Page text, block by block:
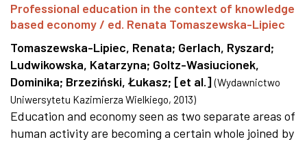
Professional education in the context of knowledge
based economy / ed. Renata Tomaszewska-Lipiec
Tomaszewska-Lipiec, Renata; Gerlach, Ryszard;
Ludwikowska, Katarzyna; Goltz-Wasiucionek,
Dominika; Brzeziński, Łukasz; [et al.] (Wydawnictwo
Uniwersytetu Kazimierza Wielkiego, 2013)
Education and economy seen as two separate areas of
human activity are becoming a certain whole joined by